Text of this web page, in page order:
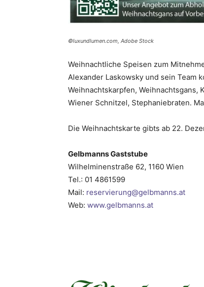
©luxundlumen.com, Adobe Stock
Weihnachtliche Speisen zum
Alexander Laskowsky und sein Team
Weihnachtskarpfen, Weihnachtsgans,
Wiener Schnitzel, Stephaniebraten.
Die Weihnachtskarte gibts ab 22.
Gelbmanns Gaststube
Wilhelminenstraße 62, 1160 Wien
Tel.: 01 4861599
Mail: reservierung@gelbmanns.at
Web: www.gelbmanns.at